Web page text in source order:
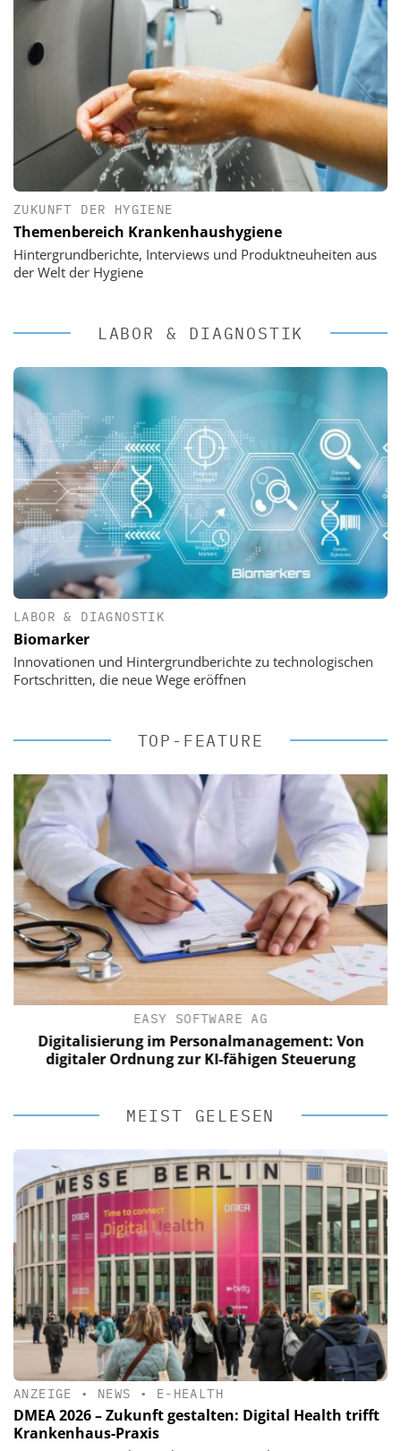
ZUKUNFT DER HYGIENE
Themenbereich Krankenhaushygiene
Hintergrundberichte, Interviews und Produktneuheiten aus
der Welt der Hygiene
LABOR & DIAGNOSTIK
LABOR & DIAGNOSTIK
Biomarker
Innovationen und Hintergrundberichte zu technologischen
Fortschritten, die neue Wege eröffnen
TOP-FEATURE
EASY SOFTWARE AG
Digitalisierung im Personalmanagement: Von
digitaler Ordnung zur KI-fähigen Steuerung
MEIST GELESEN
ANZEIGE • NEWS • E-HEALTH
DMEA 2026 – Zukunft gestalten: Digital Health trifft
Krankenhaus-Praxis